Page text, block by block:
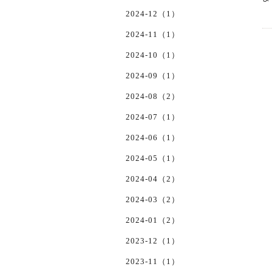
2024-12（1）
2024-11（1）
2024-10（1）
2024-09（1）
2024-08（2）
2024-07（1）
2024-06（1）
2024-05（1）
2024-04（2）
2024-03（2）
2024-01（2）
2023-12（1）
2023-11（1）